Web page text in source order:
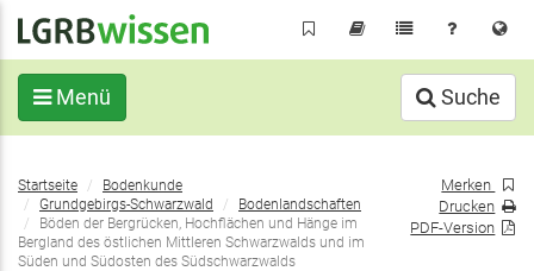
Inhalt
Menü Suche
Sie
befinden
sich
hier:
Startseite
Bodenkunde
Grundgebirgs-Schwarzwald
Bodenlandschaften
Böden der Bergrücken, Hochflächen und Hänge im
Bergland des östlichen Mittleren Schwarzwalds und im
Süden und Südosten des Südschwarzwalds
Merken
Drucken
PDF-Version